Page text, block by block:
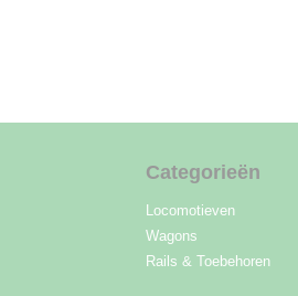
Categorieën
Locomotieven
Wagons
Rails & Toebehoren